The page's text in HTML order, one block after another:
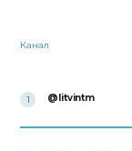
Канал
1 @litvintm